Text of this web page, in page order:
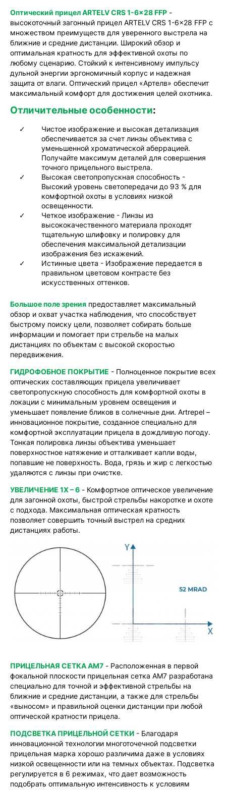
Оптический прицел ARTELV CRS 1-6x28 FFP -
высокоточный загонный прицел ARTELV CRS 1-6x28 FFP с
множеством преимуществ для уверенного выстрела на
ближние и средние дистанции. Широкий обзор и
оптимальная кратность для эффективной охоты по
любому сценарию. Стойкий к интенсивному импульсу
дульной энергии эргономичный корпус и надежная
защита от влаги. Оптический прицел «Артелв» обеспечит
максимальный комфорт для достижения целей охотника.
Отличительные особенности:
Чистое изображение и высокая детализация
обеспечивается за счет линзы объектива с
уменьшенной хроматической аберрацией.
Получайте максимум деталей для совершения
точного прицельного выстрела.
Высокая светопропускная способность -
Высокий уровень светопередачи до 93 % для
комфортной охоты в условиях низкой
освещенности.
Четкое изображение - Линзы из
высококачественного материала проходят
тщательную шлифовку и полировку для
обеспечения максимальной детализации
изображения без искажений.
Истинные цвета - Изображение передается в
правильном цветовом контрасте без
искусственных оттенков.
Большое поле зрения предоставляет максимальный
обзор и охват участка наблюдения, что способствует
быстрому поиску цели, позволяет собирать больше
информации и помогает при стрельбе на малых
дистанциях по объектам с высокой скоростью
передвижения.
ГИДРОФОБНОЕ ПОКРЫТИЕ - Полноценное покрытие всех
оптических составляющих прицела увеличивает
светопропускную способность для комфортной охоты в
локации с минимальным уровнем освещения и
уменьшает появление бликов в солнечные дни. Artrepel –
инновационное покрытие, созданное специально для
комфортной эксплуатации прицела в дождливую погоду.
Тонкая полировка линзы объектива уменьшает
поверхностное натяжение и отталкивает капли воды,
попавшие не поверхность. Вода, грязь и жир с легкостью
удаляются с линзы при очистке.
УВЕЛИЧЕНИЕ 1X – 6 - Комфортное оптическое увеличение
для загонной охоты, быстрой стрельбы накоротке и охоте
с подхода. Максимальная оптическая кратность
позволяет совершить точный выстрел на средних
дистанциях работы.
ПРИЦЕЛЬНАЯ СЕТКА AM7 - Расположенная в первой
фокальной плоскости прицельная сетка AM7 разработана
специально для точной и эффективной стрельбы на
ближние и средние дистанции, а также для стрельбы
«выносом» и правильной оценки дистанции при любой
оптической кратности прицела.
ПОДСВЕТКА ПРИЦЕЛЬНОЙ СЕТКИ - Благодаря
инновационной технологии многоточечной подсветки
прицельная марка хорошо различима даже в условиях
низкой освещенности или на темных объектах. Подсветка
регулируется в 6 режимах, что дает возможность
подобрать оптимальную интенсивность к условиям